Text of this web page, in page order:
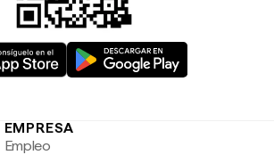
EMPRESA
Empleo